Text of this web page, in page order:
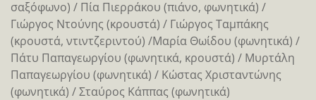
σαξόφωνο) / Πία Πιερράκου (πιάνο, φωνητικά) /
Γιώργος Ντούνης (κρουστά) / Γιώργος Ταμπάκης
(κρουστά, ντιντζεριντού) /Μαρία Θωίδου (φωνητικά) /
Πάτυ Παπαγεωργίου (φωνητικά, κρουστά) / Μυρτάλη
Παπαγεωργίου (φωνητικά) / Κώστας Χρισταντώνης
(φωνητικά) / Σταύρος Κάππας (φωνητικά)